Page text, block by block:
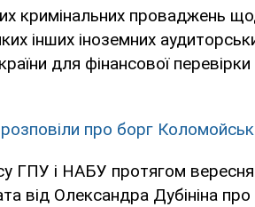
кримінальних проваджень
інших іноземних
для фінансової перевірки
про борг
ГПУ і НАБУ протягом
від Олександра Дубініна